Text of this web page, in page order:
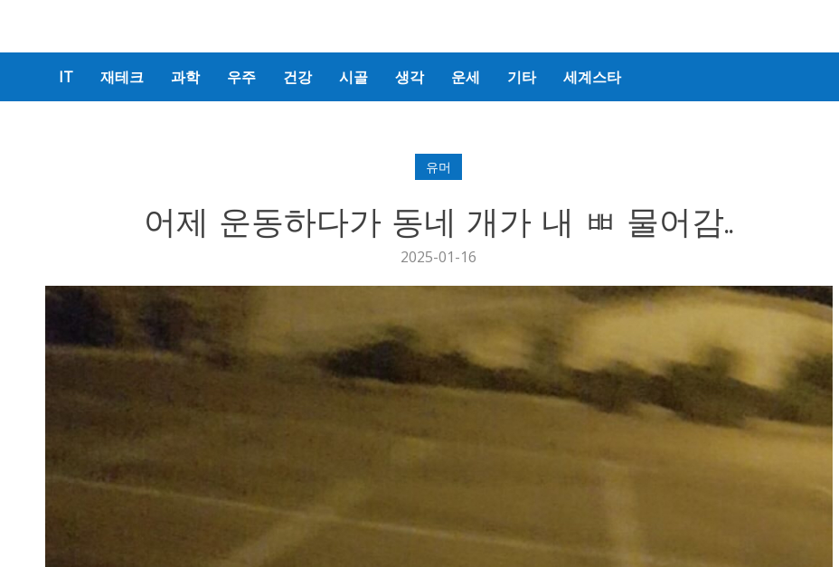
IT 재테크 과학 우주 건강 시골 생각 운세 기타 세계스타
유머
어제 운동하다가 동네 개가 내 ㅃ 물어감..
2025-01-16